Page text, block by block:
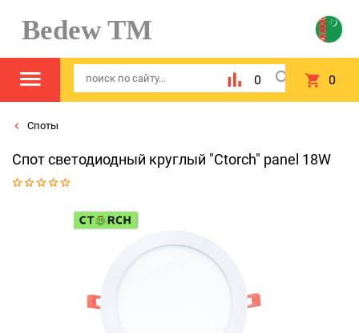
Bedew TM
0 0
Споты
Спот светодиодный круглый "Ctorch" panel 18W